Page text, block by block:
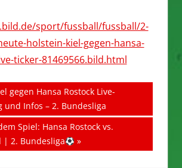
sport/fussball/fussball/2-
holstein-kiel-gegen-hansa-
ticker-81469566.bild.html
gegen Hansa Rostock Live-
und Infos – 2. Bundesliga
Spiel: Hansa Rostock vs.
| 2. Bundesliga